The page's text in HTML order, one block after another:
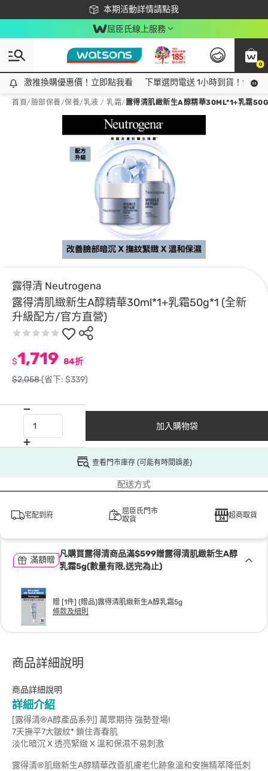
本期活動詳情請點我
下載app最高回饋$350
屈臣氏線上服務
0
激推換購優惠價！立即點我看
激推換購優惠價！立即點我看 下單選閃電送 1小時到貨！領神
首頁/臉部保養/保養/乳液 / 乳霜/露得清肌緻新生A醇精華30ML*1+乳霜
露得清 Neutrogena
露得清肌緻新生A醇精華30ml*1+乳霜50g*1 (全新
升級配方/官方直營)
$1,719 84折
$2,058(省下: $339)
加入購物袋
查看門市庫存 (可能有時間誤差)
配送方式
宅配到府
屈臣氏門市
取貨
超商取貨
滿額贈
凡購買露得清商品滿$599贈露得清肌緻新生A醇
乳霜5g(數量有限,送完為止)
贈 [1件] (贈品)露得清肌緻新生A醇乳霜5g
條款及細則
商品詳細說明
商品詳細說明
詳細介紹
[露得清®A醇產品系列] 萬眾期待 強勢登場!
7天撫平7大皺紋* 鎖住青春肌
淡化暗沉 X 透亮緊緻 X 溫和保濕不易刺激
露得清®肌緻新生A醇精華改善肌膚老化跡象溫和安撫精萃降低刺